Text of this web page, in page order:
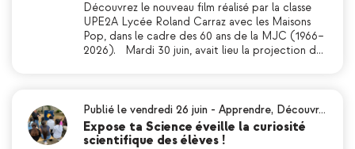
Découvrez le nouveau film réalisé par la classe
UPE2A Lycée Roland Carraz avec les Maisons
Pop, dans le cadre des 60 ans de la MJC (1966–
2026). Mardi 30 juin, avait lieu la projection d…
Publié le vendredi 26 juin - Apprendre, Découvr…
Expose ta Science éveille la curiosité
scientifique des élèves !